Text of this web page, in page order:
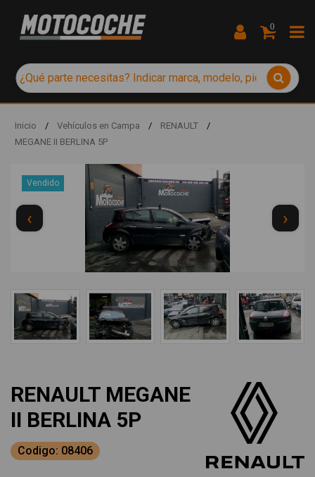
0
Inicio / Vehículos en Campa / RENAULT
/
MEGANE II BERLINA 5P
Vendido
‹ ›
RENAULT MEGANE
II BERLINA 5P
Codigo: 08406